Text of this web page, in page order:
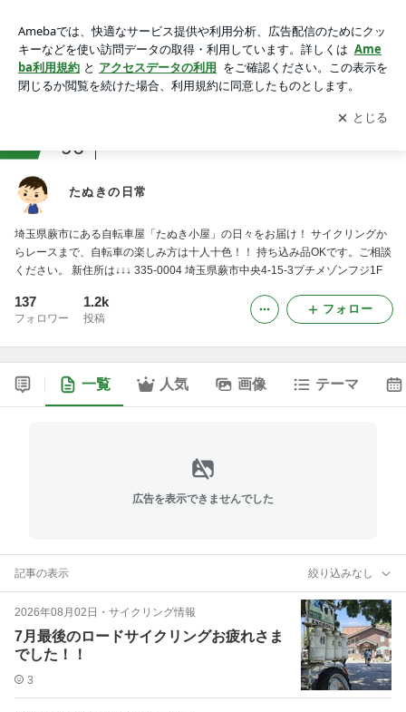
アプリをダウンロードして ブログの更新通知
を受け取りまし
ょう。
開く
96
たぬきの日常
埼玉県蕨市にある自転車屋「たぬき小屋」の日々をお届け！ サイクリングか
らレースまで、自転車の楽しみ方は十人十色！！ 持ち込み品OKです。ご相談
ください。 新住所は↓↓↓ 335-0004 埼玉県蕨市中央4-15-3プチメゾンフジ1F
137
フォロワー
1.2k
投稿
フォロー
一覧 人気 画像 テーマ
広告を表示できませんでした
記事の表示 絞り込みなし
2026年08月02日 ・ サイクリング情報
7月最後のロードサイクリングお疲れさま
でした！！
3